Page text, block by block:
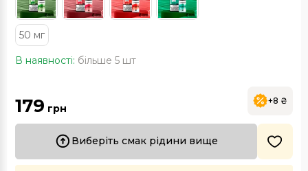
50 мг
В наявності: більше 5 шт
179 грн
+8 ₴
Виберіть смак рідини вище